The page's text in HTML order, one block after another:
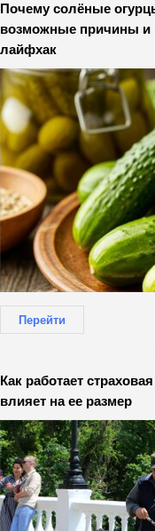
Почему солёные
возможные причины
лайфхак
Перейти
Как работает
влияет на ее размер